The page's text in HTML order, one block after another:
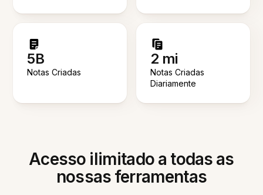
5B
Notas Criadas
2 mi
Notas Criadas
Diariamente
Acesso ilimitado a todas as
nossas ferramentas